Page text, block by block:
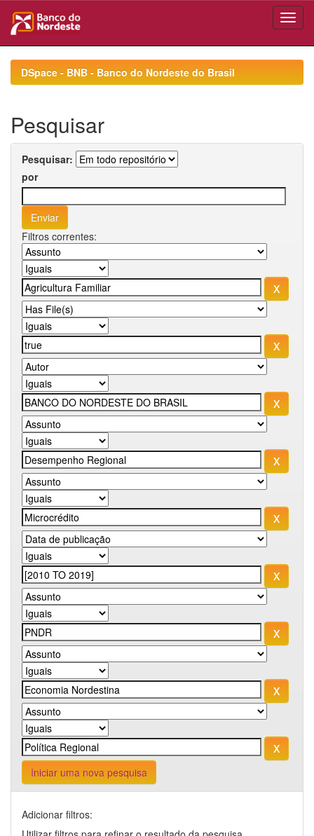
navigationDSpace - BNB - Banco do Nordeste do Brasil
Pesquisar
Pesquisar:
por
Filtros correntes:
Iniciar uma nova pesquisa
Adicionar filtros: